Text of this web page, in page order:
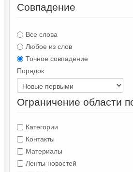
Совпадение
Все слова
Любое из слов
Точное совпадение
Порядок
Ограничение области
Категории
Контакты
Материалы
Ленты новостей